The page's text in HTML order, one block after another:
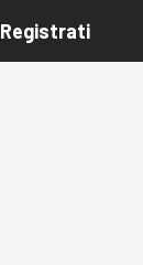
Registrati